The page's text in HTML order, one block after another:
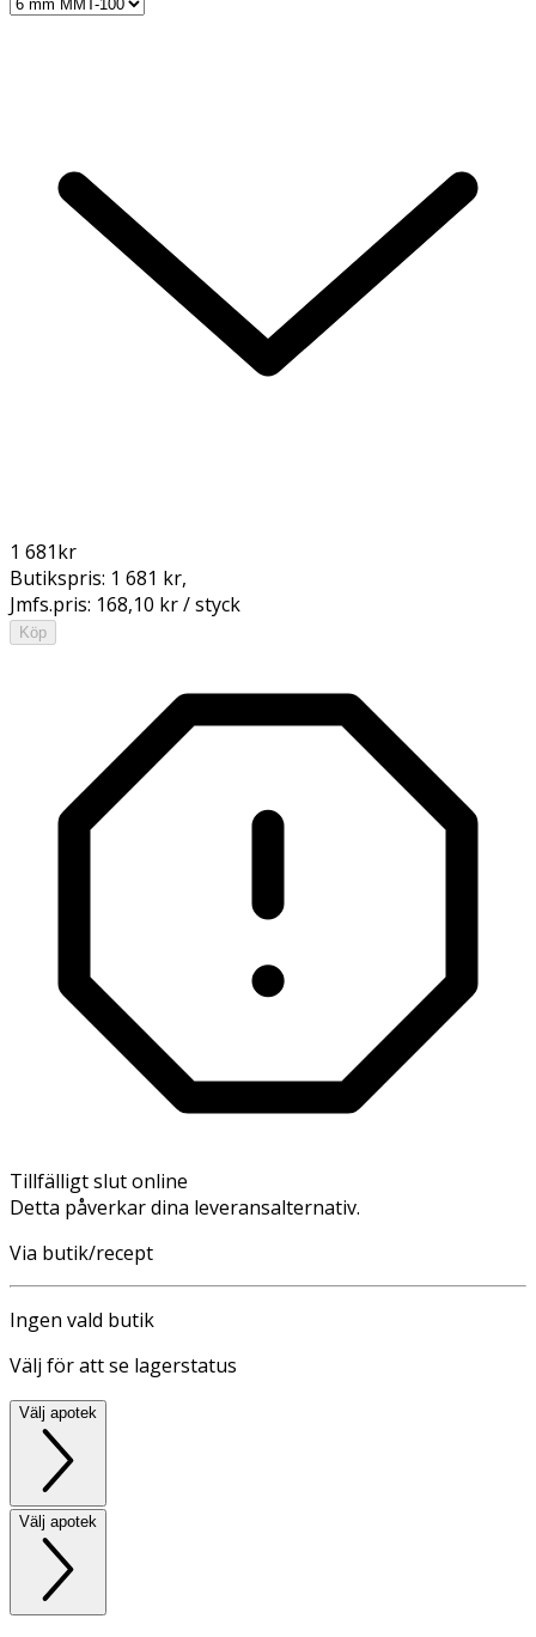
1 681kr
Butikspris: 1 681 kr,
Jmfs.pris: 168,10 kr / styck
Köp
Tillfälligt slut online
Detta påverkar dina leveransalternativ.
Via butik/recept
Ingen vald butik
Välj för att se lagerstatus
Välj apotek
Välj apotek